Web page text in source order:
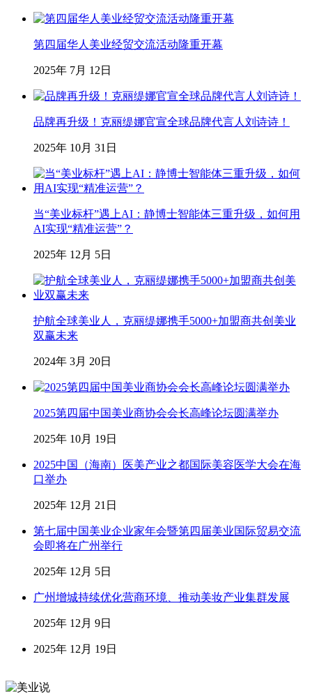
第四届华人美业经贸交流活动隆重开幕
2025年 7月 12日
品牌再升级！克丽缇娜官宣全球品牌代言人刘诗诗！
2025年 10月 31日
当“美业标杆”遇上AI：静博士智能体三重升级，如何用
AI实现“精准运营”？
2025年 12月 5日
护航全球美业人，克丽缇娜携手5000+加盟商共创美业
双赢未来
2024年 3月 20日
2025第四届中国美业商协会会长高峰论坛圆满举办
2025年 10月 19日
2025中国（海南）医美产业之都国际美容医学大会在海
口举办
2025年 12月 21日
第七届中国美业企业家年会暨第四届美业国际贸易交流
会即将在广州举行
2025年 12月 5日
广州增城持续优化营商环境、推动美妆产业集群发展
2025年 12月 9日
2025年 12月 19日